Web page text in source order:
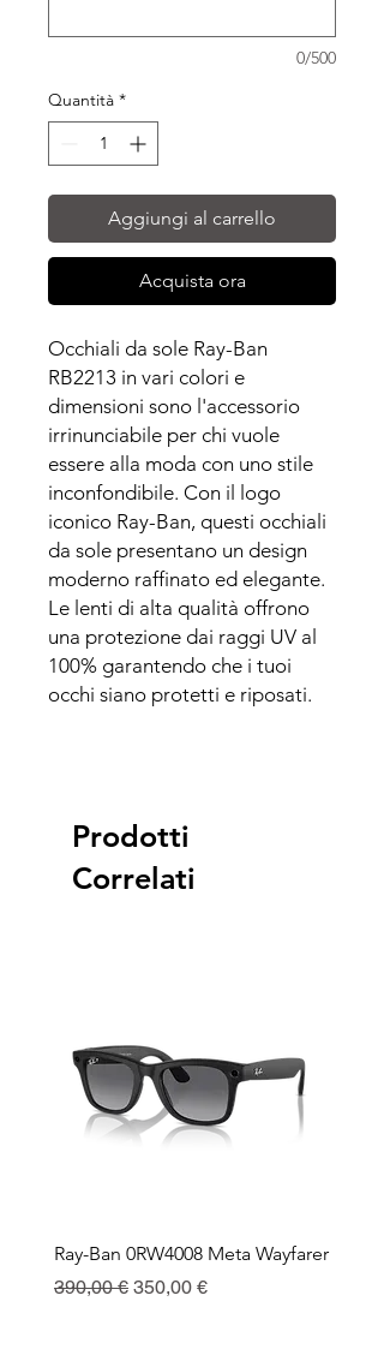
0/500
Quantità *
Aggiungi al carrello
Acquista ora
Occhiali da sole Ray-Ban
RB2213 in vari colori e
dimensioni sono l'accessorio
irrinunciabile per chi vuole
essere alla moda con uno stile
inconfondibile. Con il logo
iconico Ray-Ban, questi occhiali
da sole presentano un design
moderno raffinato ed elegante.
Le lenti di alta qualità offrono
una protezione dai raggi UV al
100% garantendo che i tuoi
occhi siano protetti e riposati.
Prodotti
Correlati
Ray-Ban 0RW4008 Meta Wayfarer
Prezzo regolare
390,00 € Prezzo scontato
350,00 €